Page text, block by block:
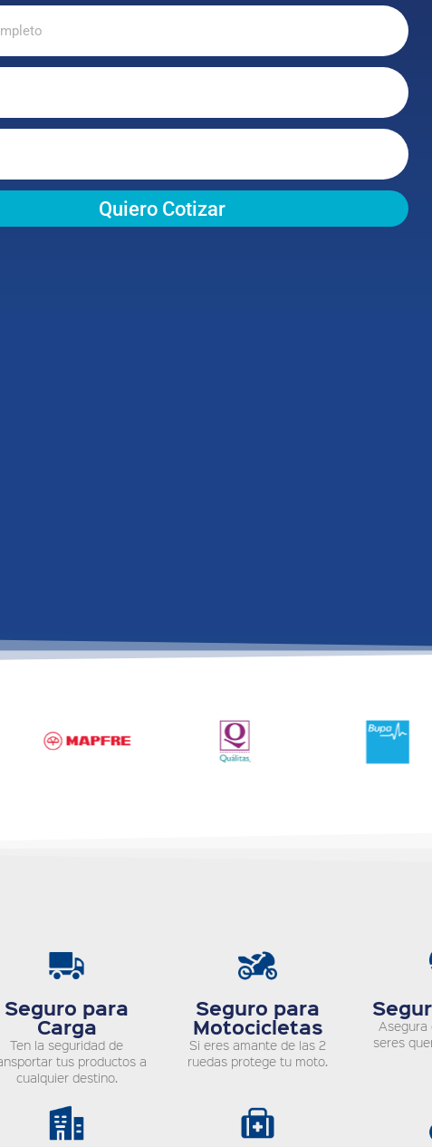
Quiero Cotizar
Seguro para
Carga
Ten la seguridad de
tus productos a
cualquier destino.
Seguro para
Motocicletas
Si eres amante de las 2
ruedas protege tu moto.
seres